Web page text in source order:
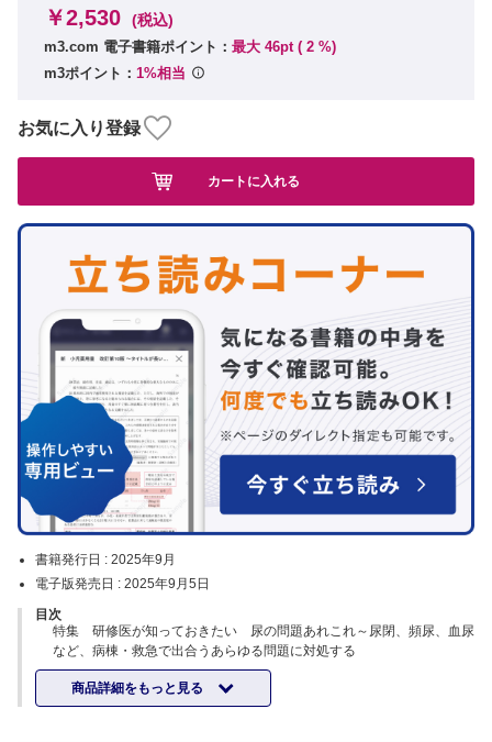
書籍発行日 : 2025年9月
電子版発売日 : 2025年9月5日
目次
特集 研修医が知っておきたい 尿の問題あれこれ～尿閉、頻尿、血尿
など、病棟・救急で出合うあらゆる問題に対処する
榎本 裕／編
特集にあたって【榎本 裕】
泌尿器科医が教える尿の悩みの捉え方【村田太郎】
商品詳細をもっと見る
￥2,530 (税込)
m3.com 電子書籍ポイント： 最大 46pt ( 2 %)
m3ポイント： 1%相当
お気に入り登録
カートに入れる